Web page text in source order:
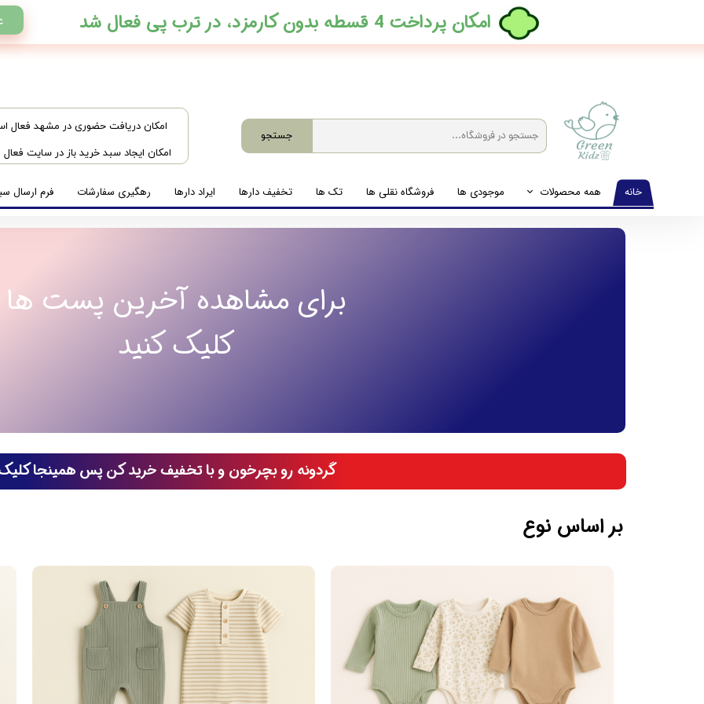
​امکان دریافت حضوری در مشهد فعال
امکان ایجاد سبد خرید باز در سایت
جستجو
خانه همه محصولات
لباس نوزاد تا نوجوان
موجودی ها فروشگاه نقلی ها تک ها تخفیف دارها ایراد دارها رهگیری سفارشات فرم ارسال
​امکان پرداخت 4 قسطه بدون کارمزد، در ترب پی فعال شد
برای مشاهده آخرین پست ها
کلیک کنید
گردونه رو بچرخون و با تخفیف خرید کن پس همینجا
بر اساس نوع